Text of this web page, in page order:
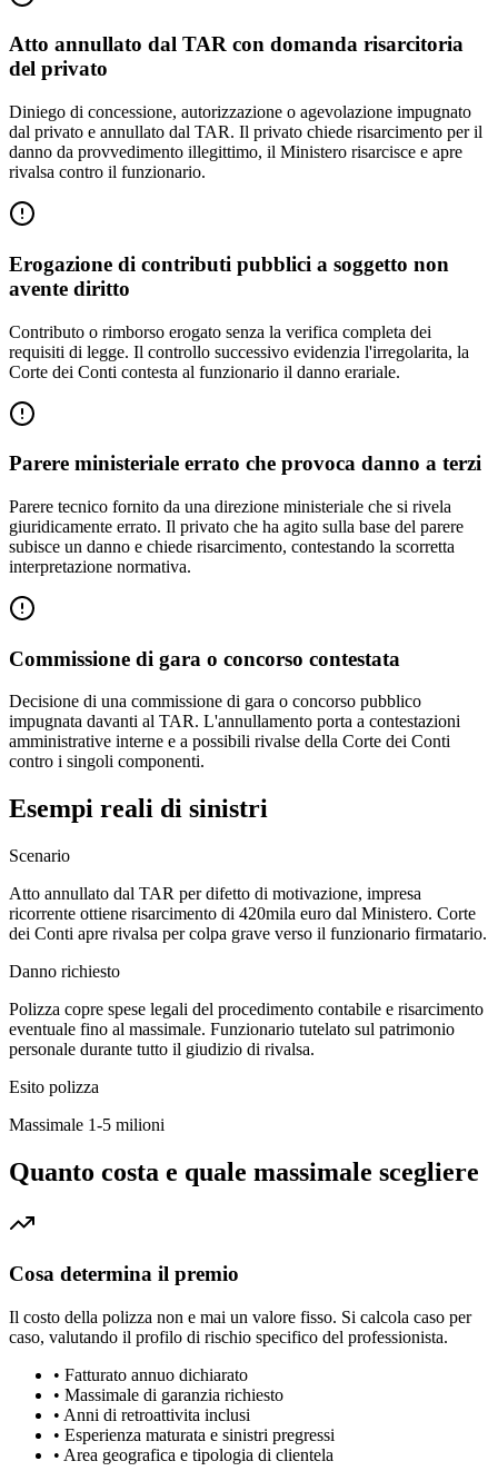
Atto annullato dal TAR con domanda risarcitoria
del privato
Diniego di concessione, autorizzazione o agevolazione impugnato
dal privato e annullato dal TAR. Il privato chiede risarcimento per il
danno da provvedimento illegittimo, il Ministero risarcisce e apre
rivalsa contro il funzionario.
Erogazione di contributi pubblici a soggetto non
avente diritto
Contributo o rimborso erogato senza la verifica completa dei
requisiti di legge. Il controllo successivo evidenzia l'irregolarita, la
Corte dei Conti contesta al funzionario il danno erariale.
Parere ministeriale errato che provoca danno a terzi
Parere tecnico fornito da una direzione ministeriale che si rivela
giuridicamente errato. Il privato che ha agito sulla base del parere
subisce un danno e chiede risarcimento, contestando la scorretta
interpretazione normativa.
Commissione di gara o concorso contestata
Decisione di una commissione di gara o concorso pubblico
impugnata davanti al TAR. L'annullamento porta a contestazioni
amministrative interne e a possibili rivalse della Corte dei Conti
contro i singoli componenti.
Esempi reali di sinistri
Scenario
Atto annullato dal TAR per difetto di motivazione, impresa
ricorrente ottiene risarcimento di 420mila euro dal Ministero. Corte
dei Conti apre rivalsa per colpa grave verso il funzionario firmatario.
Danno richiesto
Polizza copre spese legali del procedimento contabile e risarcimento
eventuale fino al massimale. Funzionario tutelato sul patrimonio
personale durante tutto il giudizio di rivalsa.
Esito polizza
Massimale 1-5 milioni
Quanto costa e quale massimale scegliere
Cosa determina il premio
Il costo della polizza non e mai un valore fisso. Si calcola caso per
caso, valutando il profilo di rischio specifico del professionista.
• Fatturato annuo dichiarato
• Massimale di garanzia richiesto
• Anni di retroattivita inclusi
• Esperienza maturata e sinistri pregressi
• Area geografica e tipologia di clientela